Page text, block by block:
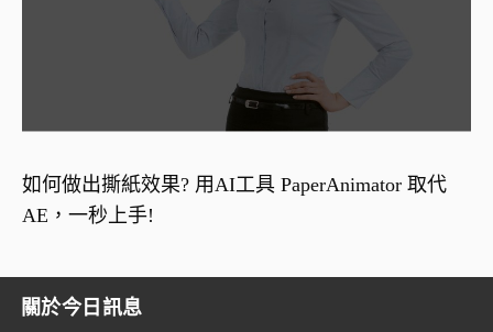
如何做出撕紙效果? 用AI工具 PaperAnimator 取代
AE，一秒上手!
關於今日訊息